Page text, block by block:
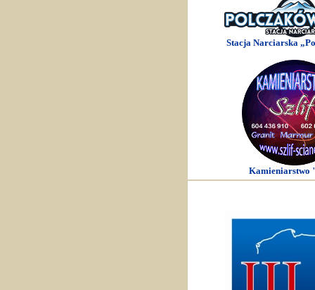
Stacja Narciarska
Kamieniarstwo